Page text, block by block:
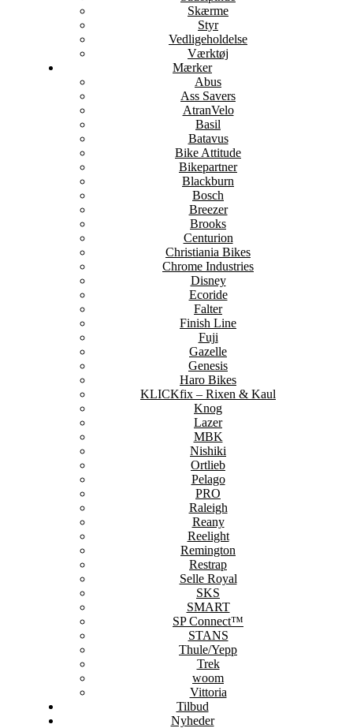
Skærme
Styr
Vedligeholdelse
Værktøj
Mærker
Abus
Ass Savers
AtranVelo
Basil
Batavus
Bike Attitude
Bikepartner
Blackburn
Bosch
Breezer
Brooks
Centurion
Christiania Bikes
Chrome Industries
Disney
Ecoride
Falter
Finish Line
Fuji
Gazelle
Genesis
Haro Bikes
KLICKfix – Rixen & Kaul
Knog
Lazer
MBK
Nishiki
Ortlieb
Pelago
PRO
Raleigh
Reany
Reelight
Remington
Restrap
Selle Royal
SKS
SMART
SP Connect™
STANS
Thule/Yepp
Trek
woom
Vittoria
Tilbud
Nyheder